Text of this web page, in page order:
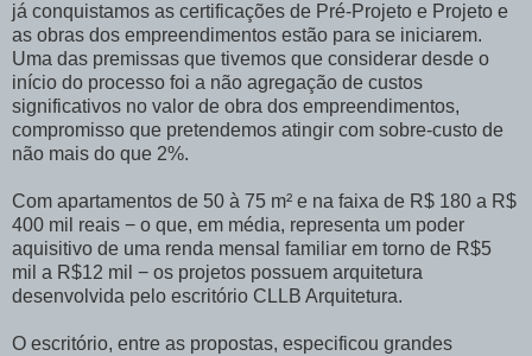
já conquistamos as certificações de Pré-Projeto e Projeto e
as obras dos empreendimentos estão para se iniciarem.
Uma das premissas que tivemos que considerar desde o
início do processo foi a não agregação de custos
significativos no valor de obra dos empreendimentos,
compromisso que pretendemos atingir com sobre-custo de
não mais do que 2%.
Com apartamentos de 50 à 75 m² e na faixa de R$ 180 a R$
400 mil reais − o que, em média, representa um poder
aquisitivo de uma renda mensal familiar em torno de R$5
mil a R$12 mil − os projetos possuem arquitetura
desenvolvida pelo escritório CLLB Arquitetura.
O escritório, entre as propostas, especificou grandes